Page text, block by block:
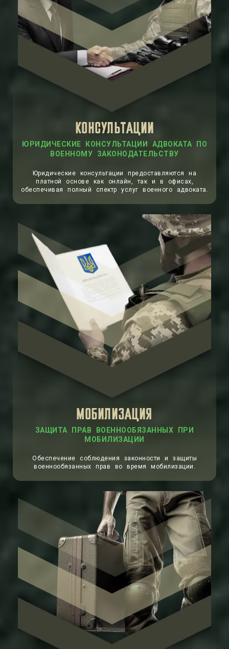
КОНСУЛЬТАЦИИ
ЮРИДИЧЕСКИЕ КОНСУЛЬТАЦИИ АДВОКАТА ПО
ВОЕННОМУ ЗАКОНОДАТЕЛЬСТВУ
Юридические консультации предоставляются на
платной основе как онлайн, так и в офисах,
обеспечивая полный спектр услуг военного адвоката.
МОБИЛИЗАЦИЯ
ЗАЩИТА ПРАВ ВОЕННООБЯЗАННЫХ ПРИ
МОБИЛИЗАЦИИ
Обеспечение соблюдения законности и защиты
военнообязанных прав во время мобилизации.